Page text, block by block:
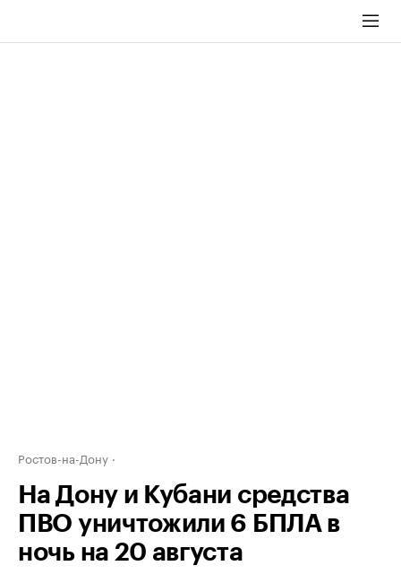
Ростов-на-Дону
На Дону и Кубани средства
ПВО уничтожили 6 БПЛА в
ночь на 20 августа